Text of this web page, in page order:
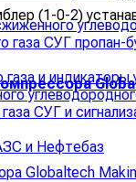
газа СУГ пропан-
и индикаторы
СУГ и
и Нефтебаз
(1-0-2)